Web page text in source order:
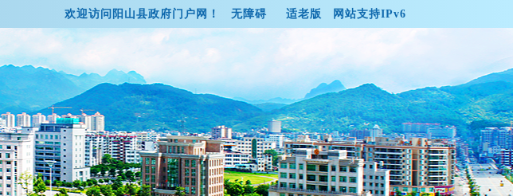
欢迎访问阳山县政府门户网！ 无障碍 适老版 网站支持IPv6